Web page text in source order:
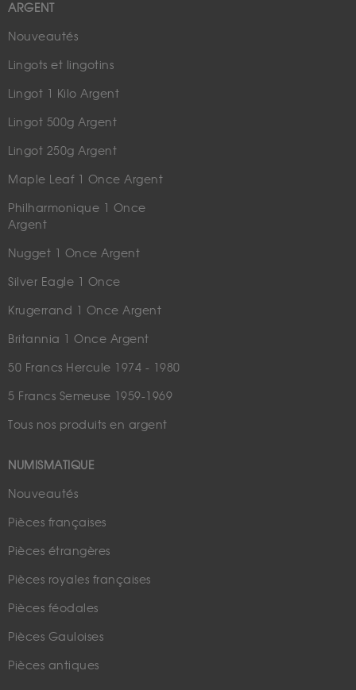
ARGENT
Nouveautés
Lingots et lingotins
Lingot 1 Kilo Argent
Lingot 500g Argent
Lingot 250g Argent
Maple Leaf 1 Once Argent
Philharmonique 1 Once
Argent
Nugget 1 Once Argent
Silver Eagle 1 Once
Krugerrand 1 Once Argent
Britannia 1 Once Argent
50 Francs Hercule 1974 - 1980
5 Francs Semeuse 1959-1969
Tous nos produits en argent
NUMISMATIQUE
Nouveautés
Pièces françaises
Pièces étrangères
Pièces royales françaises
Pièces féodales
Pièces Gauloises
Pièces antiques